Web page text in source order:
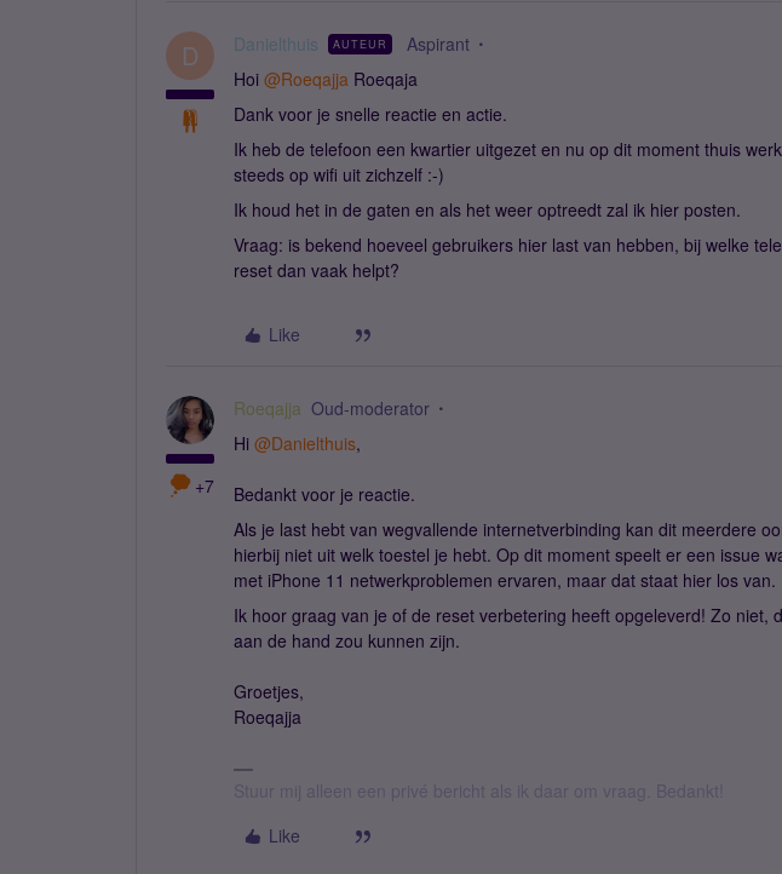
D Danielthuis AUTEUR Aspirant
Hoi @Roeqajja Roeqaja
Dank voor je snelle reactie en actie.
Ik heb de telefoon een kwartier uitgezet en nu op dit moment thuis
steeds op wifi uit zichzelf :-)
Ik houd het in de gaten en als het weer optreedt zal ik hier posten.
Vraag: is bekend hoeveel gebruikers hier last van hebben, bij welke
reset dan vaak helpt?
Like
+7
Roeqajja Oud-moderator
Hi @Danielthuis,
Bedankt voor je reactie.
Als je last hebt van wegvallende internetverbinding kan dit meerdere
hierbij niet uit welk toestel je hebt. Op dit moment speelt er een issue
met iPhone 11 netwerkproblemen ervaren, maar dat staat hier los van.
Ik hoor graag van je of de reset verbetering heeft opgeleverd! Zo niet,
aan de hand zou kunnen zijn.
Groetjes,
Roeqajja
Stuur mij alleen een privé bericht als ik daar om vraag. Bedankt!
Like